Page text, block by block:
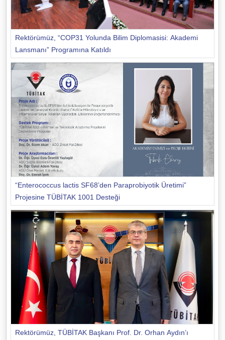
Rektörümüz, “COP31 Yolunda Bilim Diplomasisi: Akademi
Lansmanı” Programına Katıldı
“Enterococcus lactis SF68’den Paraprobiyotik Üretimi”
Projesine TÜBİTAK 1001 Desteği
Rektörümüz, TÜBİTAK Başkanı Prof. Dr. Orhan Aydın’ı